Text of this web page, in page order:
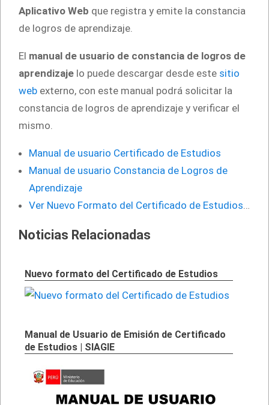
Aplicativo Web que registra y emite la constancia
de logros de aprendizaje.
El manual de usuario de constancia de logros de
aprendizaje lo puede descargar desde este sitio
web externo, con este manual podrá solicitar la
constancia de logros de aprendizaje y verificar el
mismo.
Manual de usuario Certificado de Estudios
Manual de usuario Constancia de Logros de
Aprendizaje
Ver Nuevo Formato del Certificado de Estudios
Noticias Relacionadas
Nuevo formato del Certificado de Estudios
Manual de Usuario de Emisión de Certificado
de Estudios | SIAGIE